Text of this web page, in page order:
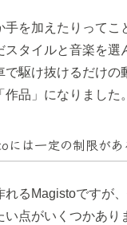
手を加えたりってこ
スタイルと音楽を選
で駆け抜けるだけの
品」になりました。
には一定の制限が
れるMagistoですが
点がいくつかあり